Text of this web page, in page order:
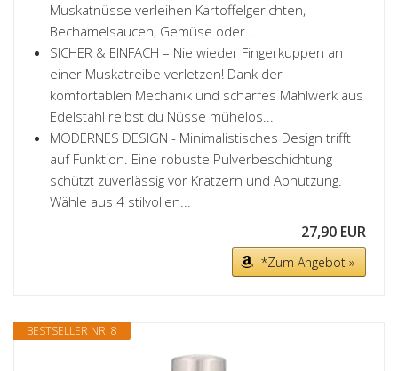
Muskatnüsse verleihen Kartoffelgerichten,
Bechamelsaucen, Gemüse oder...
SICHER & EINFACH – Nie wieder Fingerkuppen an
einer Muskatreibe verletzen! Dank der
komfortablen Mechanik und scharfes Mahlwerk aus
Edelstahl reibst du Nüsse mühelos...
MODERNES DESIGN - Minimalistisches Design trifft
auf Funktion. Eine robuste Pulverbeschichtung
schützt zuverlässig vor Kratzern und Abnutzung.
Wähle aus 4 stilvollen...
27,90 EUR
*Zum Angebot »
BESTSELLER NR. 8